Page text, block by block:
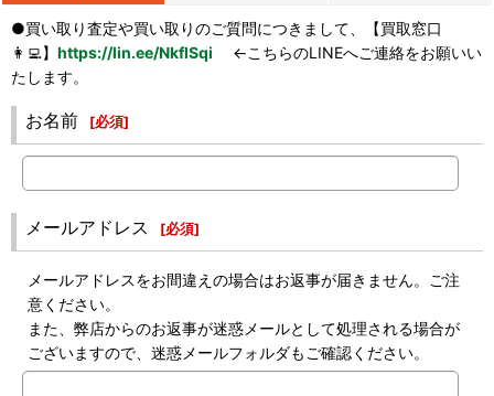
●買い取り査定や買い取りのご質問につきまして、【買取窓口
👩‍💻】 https://lin.ee/NkflSqi ←こちらのLINEへご連絡をお願いい
たします。
お名前 [必須]
メールアドレス [必須]
メールアドレスをお間違えの場合はお返事が届きません。ご注
意ください。
また、弊店からのお返事が迷惑メールとして処理される場合が
ございますので、迷惑メールフォルダもご確認ください。